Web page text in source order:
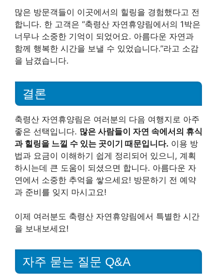
많은 방문객들이 이곳에서의 힐링을 경험했다고 전
합니다. 한 고객은 “축령산 자연휴양림에서의 1박은
너무나 소중한 기억이 되었어요. 아름다운 자연과
함께 행복한 시간을 보낼 수 있었습니다.”라고 소감
을 남겼습니다.
결론
축령산 자연휴양림은 여러분의 다음 여행지로 아주
좋은 선택입니다. 많은 사람들이 자연 속에서의 휴식
과 힐링을 느낄 수 있는 곳이기 때문입니다. 이용 방
법과 요금이 이해하기 쉽게 정리되어 있으니, 계획
하시는데 큰 도움이 되셨으면 합니다. 아름다운 자
연에서 소중한 추억을 쌓으세요! 방문하기 전 예약
과 준비를 잊지 마시고요!
이제 여러분도 축령산 자연휴양림에서 특별한 시간
을 보내보세요!
자주 묻는 질문 Q&A